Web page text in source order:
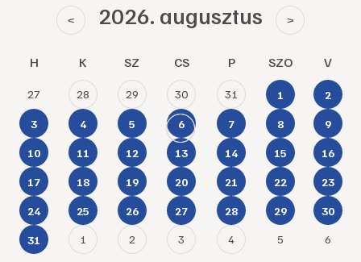
< 2026. augusztus >
H K SZ CS P SZO V
27 28 29 30 31 1 2
3 4 5 6 7 8 9
10 11 12 13 14 15 16
17 18 19 20 21 22 23
24 25 26 27 28 29 30
31 1 2 3 4 5 6